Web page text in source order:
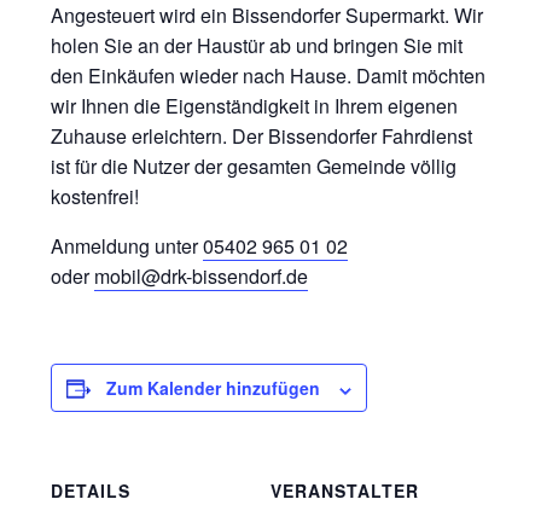
Angesteuert wird ein Bissendorfer Supermarkt. Wir
holen Sie an der Haustür ab und bringen Sie mit
den Einkäufen wieder nach Hause. Damit möchten
wir Ihnen die Eigenständigkeit in Ihrem eigenen
Zuhause erleichtern. Der Bissendorfer Fahrdienst
ist für die Nutzer der gesamten Gemeinde völlig
kostenfrei!
Anmeldung unter05402 965 01 02
odermobil@drk-bissendorf.de
Zum Kalender hinzufügen
DETAILS
VERANSTALTER